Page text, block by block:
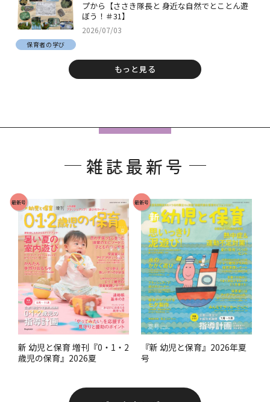
プから【ささき隊長と 身近な自然でとことん遊
ぼう！＃31】
2026/07/03
保育者の学び
もっと見る
雑誌最新号
最新号
新 幼児と保育 増刊『0・1・2
歳児の保育』2026夏
最新号
『新 幼児と保育』2026年夏
号